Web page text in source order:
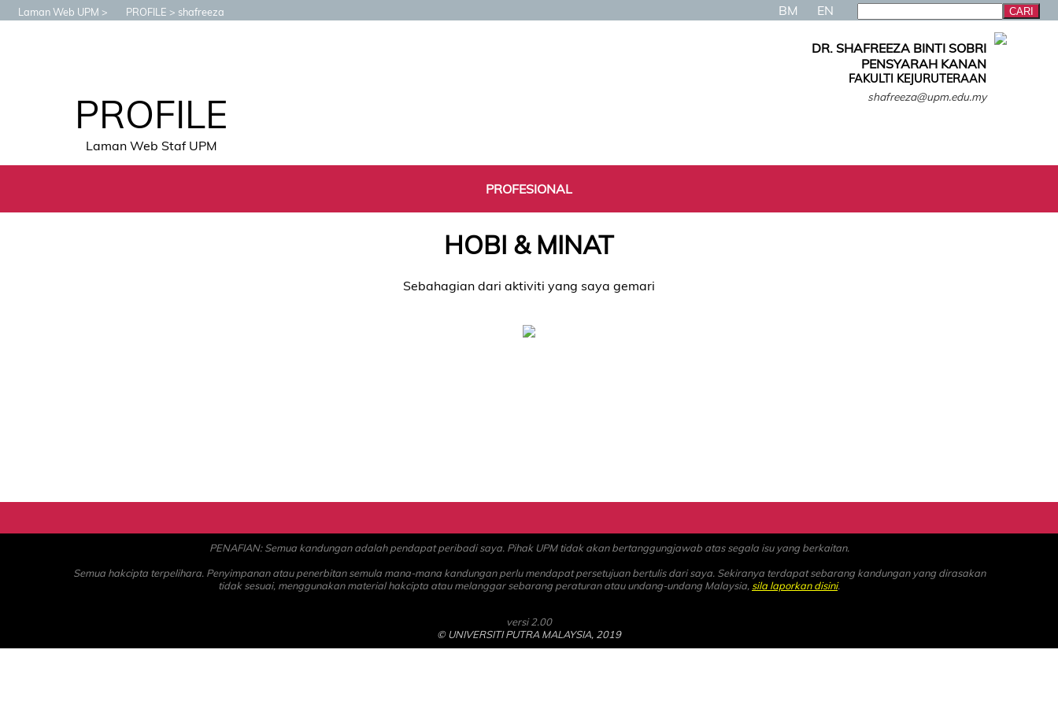
Laman Web UPM PROFILE shafreeza BM EN
PROFILE
Laman Web Staf UPM
DR. SHAFREEZA BINTI SOBRI
PENSYARAH KANAN
FAKULTI KEJURUTERAAN
shafreeza@upm.edu.my
PROFESIONAL
HOBI & MINAT
Sebahagian dari aktiviti yang saya gemari
PENAFIAN: Semua kandungan adalah pendapat peribadi saya. Pihak UPM tidak akan bertanggungjawab atas segala isu yang berkaitan.
Semua hakcipta terpelihara. Penyimpanan atau penerbitan semula mana-mana kandungan perlu mendapat persetujuan bertulis dari saya. Sekiranya terdapat sebarang kandungan yang dirasakan
tidak sesuai, menggunakan material hakcipta atau melanggar sebarang peraturan atau undang-undang Malaysia, sila laporkan disini.
versi 2.00
© UNIVERSITI PUTRA MALAYSIA, 2019